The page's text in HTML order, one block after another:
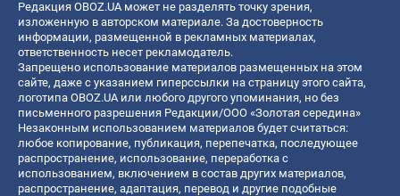
Редакция OBOZ.UA может не разделять точку зрения,
изложенную в авторском материале. За достоверность
информации, размещенной в рекламных материалах,
ответственность несет рекламодатель.
Запрещено использование материалов размещенных на этом
сайте, даже с указанием гиперссылки на страницу этого сайта,
логотипа OBOZ.UA или любого другого упоминания, но без
письменного разрешения Редакции/ООО «Золотая середина»
Незаконным использованием материалов будет считаться:
любое копирование, публикация, перепечатка, последующее
распространение, использование, переработка с
использованием, включением в состав других материалов,
распространение, адаптация, перевод и другие подобные